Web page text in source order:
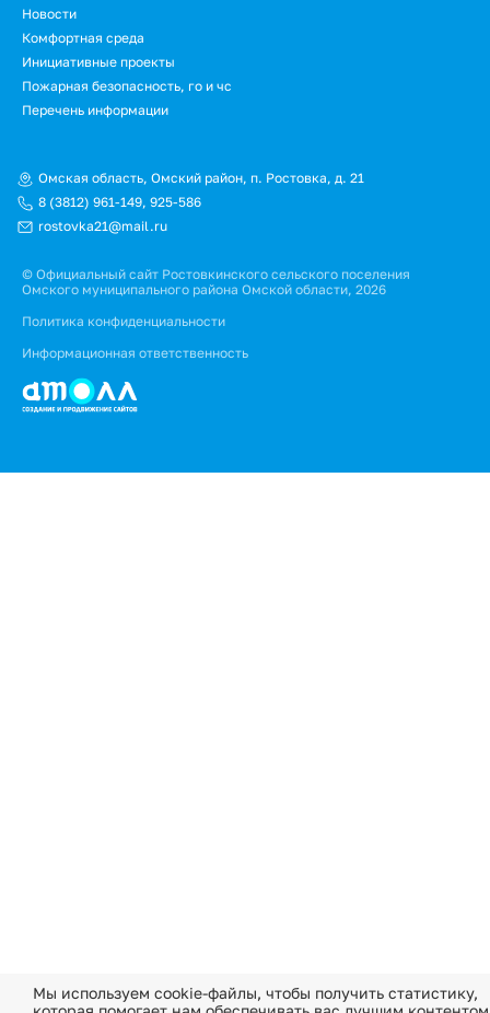
Новости
Омская область, Омский район, п. Ростовка, д. 21
8 (3812) 961-149, 925-586
rostovka21@mail.ru
Подвал.
Дополнительное
меню
Комфортная среда
Инициативные проекты
Пожарная безопасность, го и чс
Перечень информации
© Официальный сайт Ростовкинского сельского поселения
Омского муниципального района Омской области, 2026
Политика конфиденциальности
Информационная ответственность
Мы используем cookie-файлы, чтобы получить статистику,